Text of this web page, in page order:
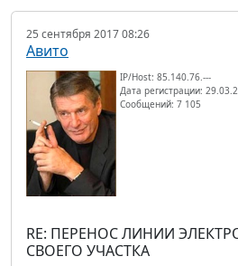
25 сентября 2017 08:26
Авито
IP/Host: 85.140.76.---
Дата регистрации:
Сообщений: 7 105
RE: ПЕРЕНОС ЛИНИИ
СВОЕГО УЧАСТКА